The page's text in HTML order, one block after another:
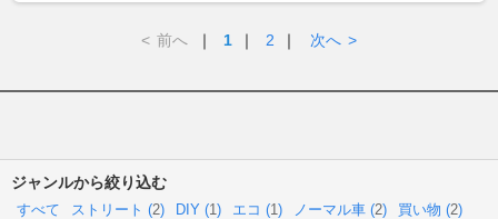
< 前へ ｜ 1 ｜ 2 ｜ 次へ >
ジャンルから絞り込む
すべて ストリート (2) DIY (1) エコ (1) ノーマル車 (2) 買い物 (2)